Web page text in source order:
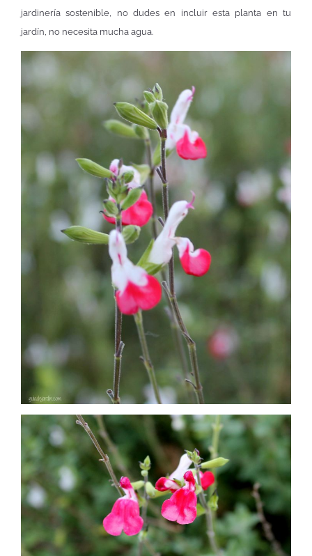
jardinería sostenible, no dudes en incluir esta planta en tu
jardín, no necesita mucha agua.